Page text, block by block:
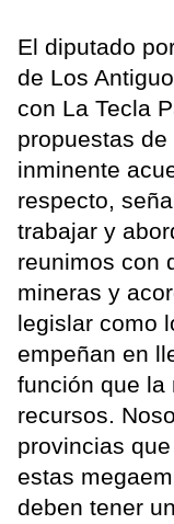
El diputado
de Los
con La Tecla
propuestas
inminente
respecto,
trabajar y
reunimos con
mineras y
legislar como
empeñan en
función que la
recursos.
provincias
estas
deben tener